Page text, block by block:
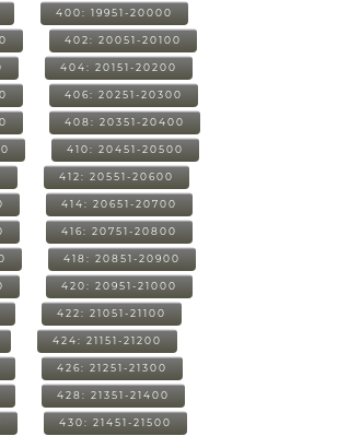
400: 19951-20000
402: 20051-20100
404: 20151-20200
406: 20251-20300
408: 20351-20400
410: 20451-20500
412: 20551-20600
414: 20651-20700
416: 20751-20800
418: 20851-20900
420: 20951-21000
422: 21051-21100
424: 21151-21200
426: 21251-21300
428: 21351-21400
430: 21451-21500